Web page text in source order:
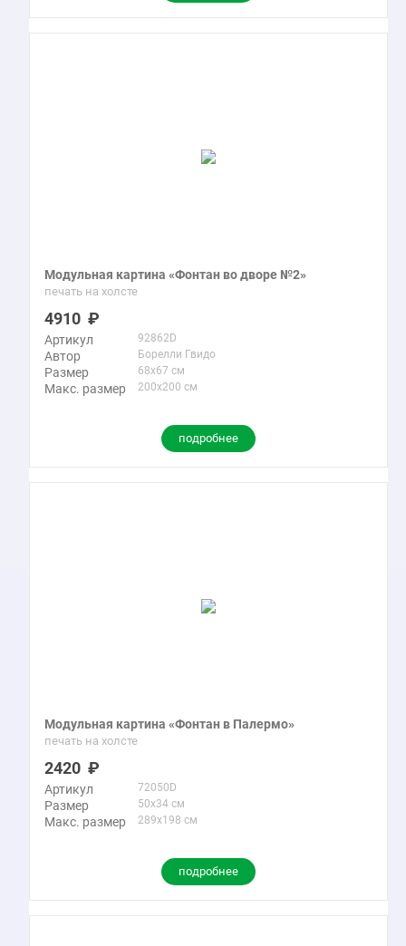
Модульная картина «Фонтан во дворе №2»
печать на холсте
4910
Артикул 92862D
Автор Борелли Гвидо
Размер 68x67 см
Макс. размер 200x200 см
подробнее
Модульная картина «Фонтан в Палермо»
печать на холсте
2420
Артикул 72050D
Размер 50x34 см
Макс. размер 289x198 см
подробнее